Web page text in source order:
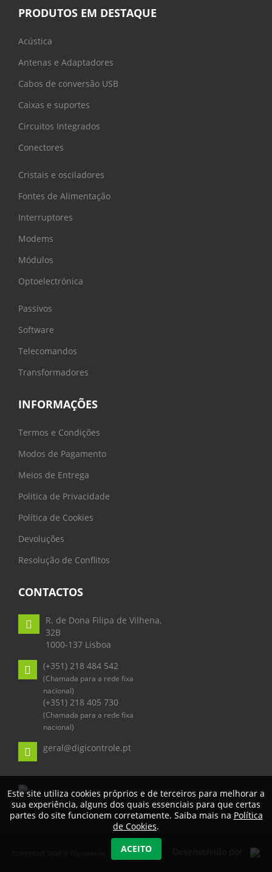
PRODUTOS EM DESTAQUE
Acústica
Antenas e Adaptadores
Cabos de conversão USB
Caixas e suportes
Circuitos Integrados
Conectores
Cristais e osciladores
Fontes de Alimentação
Interruptores
Modems
Módulos
Optoelectrónica
Passivos
Software
Telecomandos
Transformadores
INFORMAÇÕES
Termos e Condições
Modos de Pagamento
Meios de Entrega
Politica de Privacidade
Política de Cookies
Devoluções
Resolução de Conflitos
CONTACTOS
R. de Dona Filipa de Vilhena,
32B
1000-137 Lisboa
(+351) 218 484 542
(Chamada para a rede fixa
nacional)
(+351) 218 405 730
(Chamada para a rede fixa
nacional)
geral@digicontrole.pt
Este site utiliza cookies próprios e de terceiros para melhorar a
sua experiência, alguns dos quais essenciais para que certas
partes do site funcionem corretamente. Saiba mais na Política
de Cookies.
ACEITO